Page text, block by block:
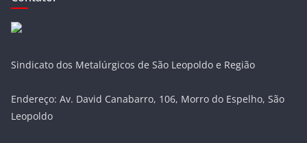
Sindicato dos Metalúrgicos de São Leopoldo e Região
Endereço: Av. David Canabarro, 106, Morro do Espelho, São
Leopoldo